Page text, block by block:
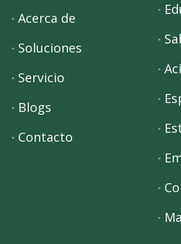
Acerca de
Soluciones
Servicio
Blogs
Contacto